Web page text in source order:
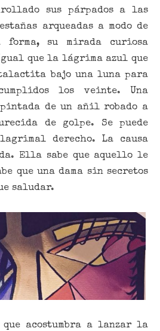
sus párpados a las
arqueadas a modo de
forma, su mirada curiosa
que la lágrima azul que
bajo una luna para
los veinte. Una
de un añil robado a
de golpe. Se puede
derecho. La causa
Ella sabe que aquello le
que una dama sin secretos
saludar.
acostumbra a lanzar la